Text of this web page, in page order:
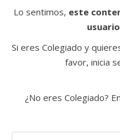
Lo sentimos, este
Si eres Colegiado y
favor, inicia
¿No eres Colegiado?